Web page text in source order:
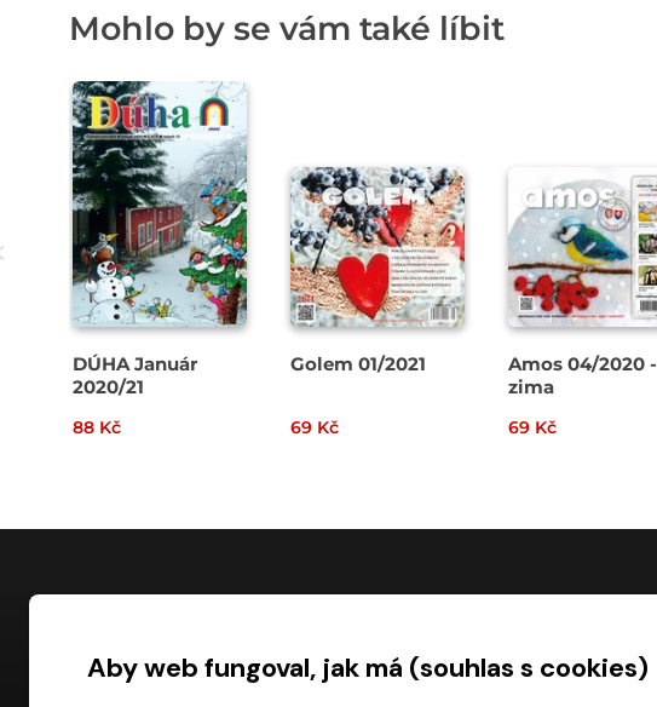
Mohlo by se vám také líbit
DÚHA Január
2020/21
88 Kč
Golem 01/2021
69 Kč
Amos 04/2020 -
zima
69 Kč
Časté dotazy
Aby web fungoval, jak má (souhlas s cookies)